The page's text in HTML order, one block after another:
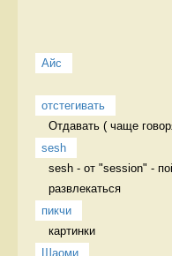
Айс
отстегивать
Отдавать ( чаще
sesh
sesh - от "session" -
развлекаться
пикчи
картинки
Шаоми